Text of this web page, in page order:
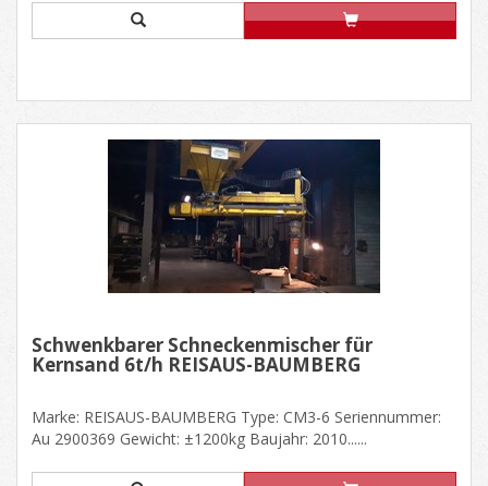
Schwenkbarer Schneckenmischer für
Kernsand 6t/h REISAUS-BAUMBERG
Marke: REISAUS-BAUMBERG Type: CM3-6 Seriennummer:
Au 2900369 Gewicht: ±1200kg Baujahr: 2010......